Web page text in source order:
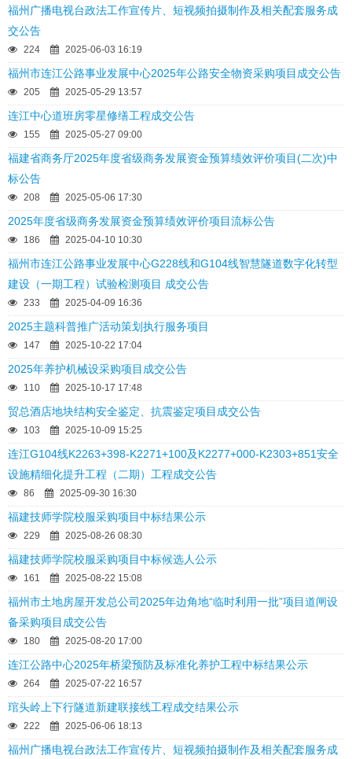
福州广播电视台政法工作宣传片、短视频拍摄制作及相关配套服务成
交公告
224 2025-06-03 16:19
福州市连江公路事业发展中心2025年公路安全物资采购项目成交公告
205 2025-05-29 13:57
连江中心道班房零星修缮工程成交公告
155 2025-05-27 09:00
福建省商务厅2025年度省级商务发展资金预算绩效评价项目(二次)中
标公告
208 2025-05-06 17:30
2025年度省级商务发展资金预算绩效评价项目流标公告
186 2025-04-10 10:30
福州市连江公路事业发展中心G228线和G104线智慧隧道数字化转型
建设（一期工程）试验检测项目 成交公告
233 2025-04-09 16:36
2025主题科普推广活动策划执行服务项目
147 2025-10-22 17:04
2025年养护机械设采购项目成交公告
110 2025-10-17 17:48
贸总酒店地块结构安全鉴定、抗震鉴定项目成交公告
103 2025-10-09 15:25
连江G104线K2263+398-K2271+100及K2277+000-K2303+851安全
设施精细化提升工程（二期）工程成交公告
86 2025-09-30 16:30
福建技师学院校服采购项目中标结果公示
229 2025-08-26 08:30
福建技师学院校服采购项目中标候选人公示
161 2025-08-22 15:08
福州市土地房屋开发总公司2025年边角地“临时利用一批”项目道闸设
备采购项目成交公告
180 2025-08-20 17:00
连江公路中心2025年桥梁预防及标准化养护工程中标结果公示
264 2025-07-22 16:57
琯头岭上下行隧道新建联接线工程成交结果公示
222 2025-06-06 18:13
福州广播电视台政法工作宣传片、短视频拍摄制作及相关配套服务成